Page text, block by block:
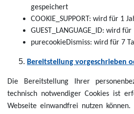
gespeichert
COOKIE_SUPPORT: wird für 1
GUEST_LANGUAGE_ID: wird
purecookieDismiss: wird für 7
Bereitstellung vorgeschrieben
Die Bereitstellung Ihrer
technisch notwendiger Cookies ist
Webseite einwandfrei nutzen